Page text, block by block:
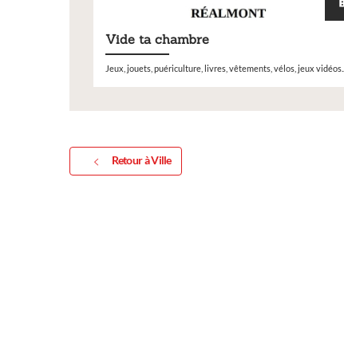
Vide ta chambre
Jeux, jouets, puériculture, livres, vêtements, vélos, jeux vidéos....
Retour à Ville